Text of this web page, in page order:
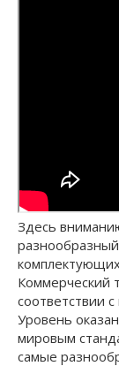
Здесь
Коммерческий
соответствии
Уровень
мировым
самые